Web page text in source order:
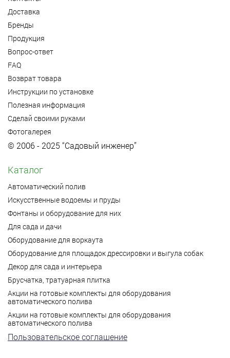
Доставка
Бренды
Продукция
Вопрос-ответ
FAQ
Возврат товара
Инструкции по установке
Полезная информация
Сделай своими руками
Фотогалерея
© 2006 - 2025 “Садовый инженер”
Каталог
Автоматический полив
Искусственные водоемы и пруды
Фонтаны и оборудование для них
Для сада и дачи
Оборудование для воркаута
Оборудование для площадок дрессировки и выгула собак
Декор для сада и интерьера
Брусчатка, тратуарная плитка
Акции на готовые комплекты для оборудования
автоматического полива
Акции на готовые комплекты для оборудования
автоматического полива
Пользовательское соглашение